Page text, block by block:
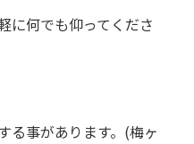
に何でも仰ってくださ
る事があります。(梅ヶ